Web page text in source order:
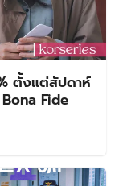
ตั้งแต่สัปดาห์
Fide